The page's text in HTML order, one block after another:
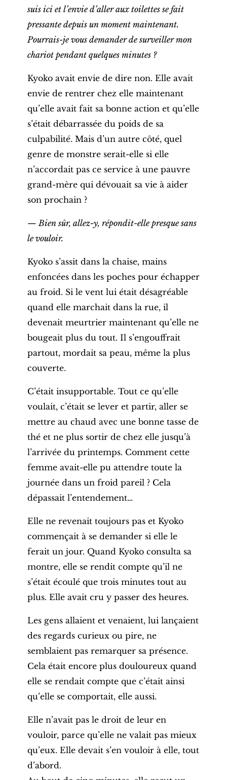
suis ici et l’envie d’aller aux toilettes se fait
pressante depuis un moment maintenant.
Pourrais-je vous demander de surveiller mon
chariot pendant quelques minutes ?
Kyoko avait envie de dire non. Elle avait
envie de rentrer chez elle maintenant
qu’elle avait fait sa bonne action et qu’elle
s’était débarrassée du poids de sa
culpabilité. Mais d’un autre côté, quel
genre de monstre serait-elle si elle
n’accordait pas ce service à une pauvre
grand-mère qui dévouait sa vie à aider
son prochain ?
— Bien sûr, allez-y, répondit-elle presque sans
le vouloir.
Kyoko s’assit dans la chaise, mains
enfoncées dans les poches pour échapper
au froid. Si le vent lui était désagréable
quand elle marchait dans la rue, il
devenait meurtrier maintenant qu’elle ne
bougeait plus du tout. Il s’engouffrait
partout, mordait sa peau, même la plus
couverte.
C’était insupportable. Tout ce qu’elle
voulait, c’était se lever et partir, aller se
mettre au chaud avec une bonne tasse de
thé et ne plus sortir de chez elle jusqu’à
l’arrivée du printemps. Comment cette
femme avait-elle pu attendre toute la
journée dans un froid pareil ? Cela
dépassait l’entendement…
Elle ne revenait toujours pas et Kyoko
commençait à se demander si elle le
ferait un jour. Quand Kyoko consulta sa
montre, elle se rendit compte qu’il ne
s’était écoulé que trois minutes tout au
plus. Elle avait cru y passer des heures.
Les gens allaient et venaient, lui lançaient
des regards curieux ou pire, ne
semblaient pas remarquer sa présence.
Cela était encore plus douloureux quand
elle se rendait compte que c’était ainsi
qu’elle se comportait, elle aussi.
Elle n’avait pas le droit de leur en
vouloir, parce qu’elle ne valait pas mieux
qu’eux. Elle devait s’en vouloir à elle, tout
d’abord.